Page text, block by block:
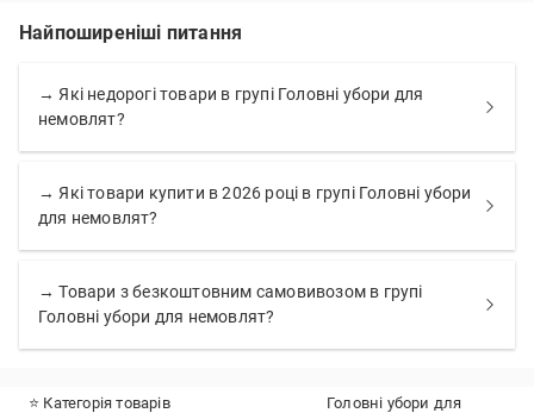
Найпоширеніші питання
→ Які недорогі товари в групі Головні убори для
немовлят?
→ Які товари купити в 2026 році в групі Головні убори
для немовлят?
→ Товари з безкоштовним самовивозом в групі
Головні убори для немовлят?
⭐ Категорія товарів
Головні убори для